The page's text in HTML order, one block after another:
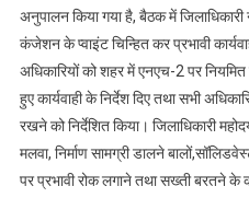
अनुपालन किया गया है, बैठक में
कंजेशन के प्वाइंट चिन्हित कर प्रभावी
अधिकारियों को शहर में एनएच-2 पर
हुए कार्यवाही के निर्देश दिए तथा सभी
रखने को निर्देशित किया। जिलाधिकारी
मलवा, निर्माण सामग्री डालने
पर प्रभावी रोक लगाने तथा सख्ती बरतने के